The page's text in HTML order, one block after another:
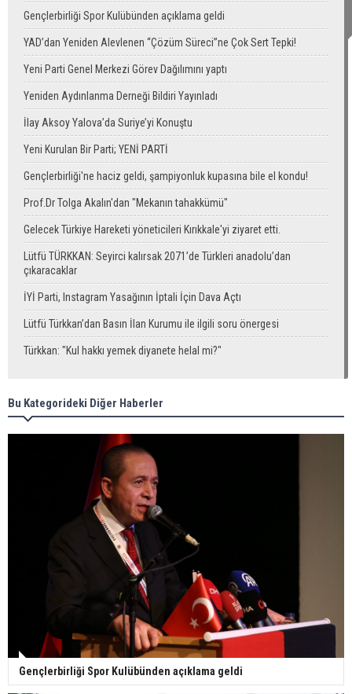
Gençlerbirliği Spor Kulübünden açıklama geldi
YAD’dan Yeniden Alevlenen “Çözüm Süreci”ne Çok Sert Tepki!
Yeni Parti Genel Merkezi Görev Dağılımını yaptı
Yeniden Aydınlanma Derneği Bildiri Yayınladı
İlay Aksoy Yalova’da Suriye’yi Konuştu
Yeni Kurulan Bir Parti; YENİ PARTİ
Gençlerbirliği'ne haciz geldi, şampiyonluk kupasına bile el kondu!
Prof.Dr Tolga Akalın'dan "Mekanın tahakkümü"
Gelecek Türkiye Hareketi yöneticileri Kırıkkale'yi ziyaret etti.
Lütfü TÜRKKAN: Seyirci kalırsak 2071’de Türkleri anadolu’dan
çıkaracaklar
İYİ Parti, Instagram Yasağının İptali İçin Dava Açtı
Lütfü Türkkan’dan Basın İlan Kurumu ile ilgili soru önergesi
Türkkan: "Kul hakkı yemek diyanete helal mi?"
Bu Kategorideki Diğer Haberler
Gençlerbirliği Spor Kulübünden açıklama geldi